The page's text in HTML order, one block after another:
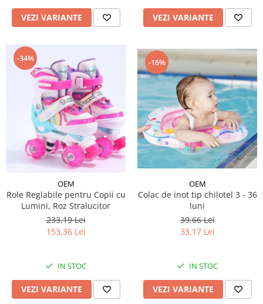
VEZI VARIANTE VEZI VARIANTE
-34%
OEM
Role Reglabile pentru Copii cu
Lumini, Roz Stralucitor
233,19 Lei
153,36 Lei
IN STOC
VEZI VARIANTE
-16%
OEM
Colac de inot tip chilotel 3 - 36
luni
39,66 Lei
33,17 Lei
IN STOC
VEZI VARIANTE